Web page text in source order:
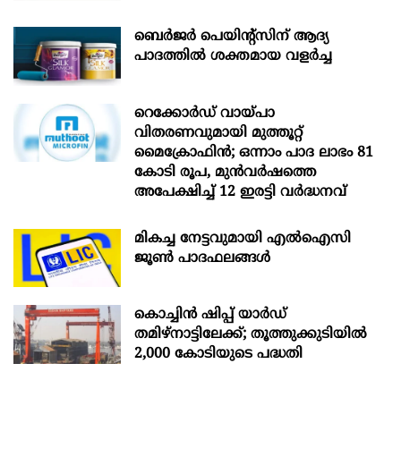
ബെർജർ പെയിന്റ്സിന് ആദ്യ
പാദത്തിൽ ശക്തമായ വളർച്ച
റെക്കോർഡ് വായ്പാ
വിതരണവുമായി മുത്തൂറ്റ്
മൈക്രോഫിൻ; ഒന്നാം പാദ ലാഭം 81
കോടി രൂപ, മുൻവർഷത്തെ
അപേക്ഷിച്ച് 12 ഇരട്ടി വർദ്ധനവ്
മികച്ച നേട്ടവുമായി എൽഐസി
ജൂൺ പാദഫലങ്ങൾ
കൊച്ചിന്‍ ഷിപ്പ് യാർഡ്
തമിഴ്നാട്ടിലേക്ക്; തൂത്തുക്കുടിയിൽ
2,000 കോടിയുടെ പദ്ധതി